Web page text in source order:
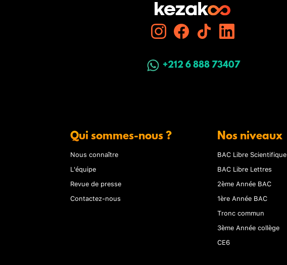
+212 6 888 73407
Qui sommes-nous ?
Nous connaître
L'équipe
Revue de presse
Contactez-nous
Nos niveaux
BAC Libre Scientifique
BAC Libre Lettres
2ème Année BAC
1ère Année BAC
Tronc commun
3ème Année collège
CE6